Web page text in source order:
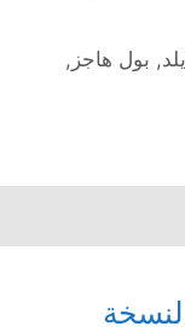
, بول هاجز ,